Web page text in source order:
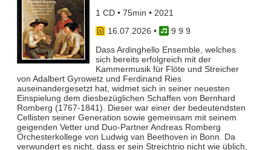
1 CD • 75min • 2021
16.07.2026 •
9 9 9
Dass Ardinghello Ensemble, welches
sich bereits erfolgreich mit der
Kammermusik für Flöte und Streicher
von Adalbert Gyrowetz und Ferdinand Ries
auseinandergesetzt hat, widmet sich in seiner neuesten
Einspielung dem diesbezüglichen Schaffen von Bernhard
Romberg (1767-1841). Dieser war einer der bedeutendsten
Cellisten seiner Generation sowie gemeinsam mit seinem
geigenden Vetter und Duo-Partner Andreas Romberg
Orchesterkollege von Ludwig van Beethoven in Bonn. Da
verwundert es nicht, dass er sein Streichtrio nicht wie üblich,